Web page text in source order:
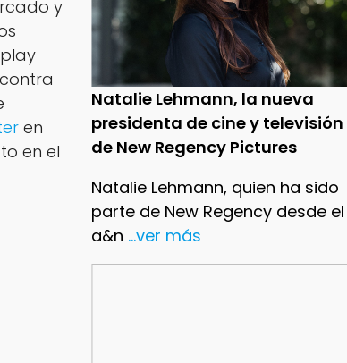
Natalie Lehmann, la nueva
presidenta de cine y televisión
de New Regency Pictures
Natalie Lehmann, quien ha sido
parte de New Regency desde el
a&n ...ver más
y
en
en el